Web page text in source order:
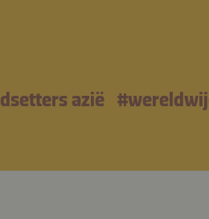
azië